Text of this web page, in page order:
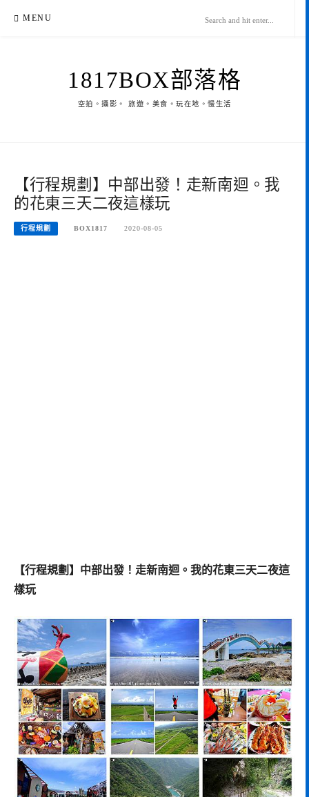
MENU
1817BOX部落格
空拍。攝影。 旅遊。美食。玩在地。慢生活
【行程規劃】中部出發！走新南迴。我
的花東三天二夜這樣玩
行程規劃 BOX1817 2020-08-05
【行程規劃】中部出發！走新南迴。我的花東三天二夜這
樣玩